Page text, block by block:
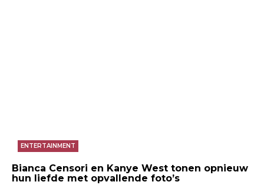
ENTERTAINMENT
Bianca Censori en Kanye West tonen opnieuw
hun liefde met opvallende foto’s